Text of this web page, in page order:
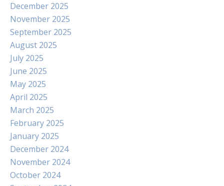
December 2025
November 2025
September 2025
August 2025
July 2025
June 2025
May 2025
April 2025
March 2025
February 2025
January 2025
December 2024
November 2024
October 2024